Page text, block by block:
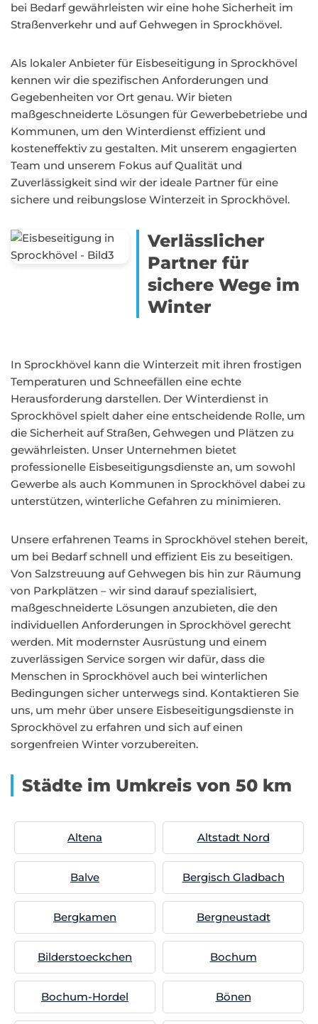
bei Bedarf gewährleisten wir eine hohe Sicherheit im
Straßenverkehr und auf Gehwegen in Sprockhövel.
Als lokaler Anbieter für Eisbeseitigung in Sprockhövel
kennen wir die spezifischen Anforderungen und
Gegebenheiten vor Ort genau. Wir bieten
maßgeschneiderte Lösungen für Gewerbebetriebe und
Kommunen, um den Winterdienst effizient und
kosteneffektiv zu gestalten. Mit unserem engagierten
Team und unserem Fokus auf Qualität und
Zuverlässigkeit sind wir der ideale Partner für eine
sichere und reibungslose Winterzeit in Sprockhövel.
Verlässlicher
Partner für
sichere Wege im
Winter
In Sprockhövel kann die Winterzeit mit ihren frostigen
Temperaturen und Schneefällen eine echte
Herausforderung darstellen. Der Winterdienst in
Sprockhövel spielt daher eine entscheidende Rolle, um
die Sicherheit auf Straßen, Gehwegen und Plätzen zu
gewährleisten. Unser Unternehmen bietet
professionelle Eisbeseitigungsdienste an, um sowohl
Gewerbe als auch Kommunen in Sprockhövel dabei zu
unterstützen, winterliche Gefahren zu minimieren.
Unsere erfahrenen Teams in Sprockhövel stehen bereit,
um bei Bedarf schnell und effizient Eis zu beseitigen.
Von Salzstreuung auf Gehwegen bis hin zur Räumung
von Parkplätzen – wir sind darauf spezialisiert,
maßgeschneiderte Lösungen anzubieten, die den
individuellen Anforderungen in Sprockhövel gerecht
werden. Mit modernster Ausrüstung und einem
zuverlässigen Service sorgen wir dafür, dass die
Menschen in Sprockhövel auch bei winterlichen
Bedingungen sicher unterwegs sind. Kontaktieren Sie
uns, um mehr über unsere Eisbeseitigungsdienste in
Sprockhövel zu erfahren und sich auf einen
sorgenfreien Winter vorzubereiten.
Städte im Umkreis von 50 km
Altena Altstadt Nord
Balve Bergisch Gladbach
Bergkamen Bergneustadt
Bilderstoeckchen Bochum
Bochum-Hordel Bönen